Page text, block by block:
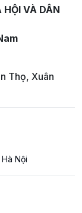
VÀ DÂN
Thọ, Xuân
Nội